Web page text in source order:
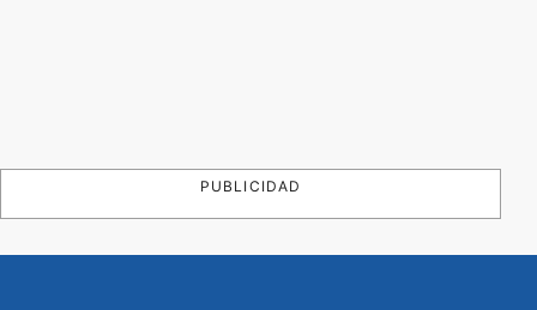
PUBLICIDAD